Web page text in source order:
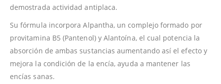
demostrada actividad antiplaca.
Su fórmula incorpora Alpantha, un complejo formado por
provitamina B5 (Pantenol) y Alantoína, el cual potencia la
absorción de ambas sustancias aumentando así el efecto y
mejora la condición de la encía, ayuda a mantener las
encías sanas.